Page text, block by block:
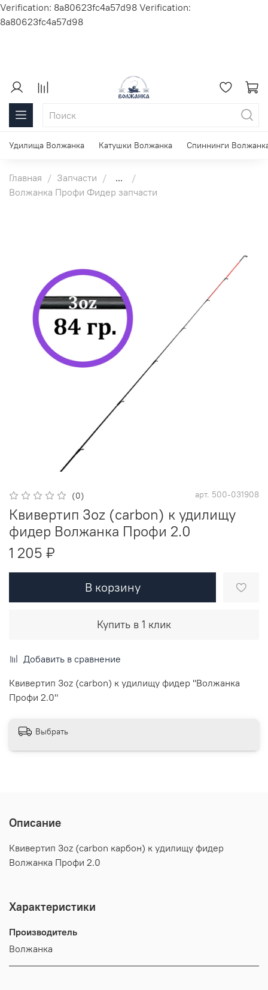
Verification: 8a80623fc4a57d98 Verification:
8a80623fc4a57d98
Удилища Волжанка Катушки Волжанка Спиннинги
Главная Запчасти
...
Волжанка Профи Фидер запчасти
(0) арт. 500-031908
Квивертип 3oz (carbon) к удилищу
фидер Волжанка Профи 2.0
1 205 ₽
В корзину
Купить в 1 клик
Добавить в сравнение
Квивертип 3oz (carbon) к удилищу фидер "Волжанка
Профи 2.0"
Выбрать
Описание
Квивертип 3oz (carbon карбон) к удилищу фидер
Волжанка Профи 2.0
Характеристики
Производитель
Волжанка